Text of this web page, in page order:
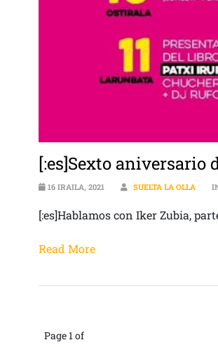
[:es]Sexto aniversario
16 IRAILA, 2021 SUELTA LA OLLA
[:es]Hablamos con Iker Zubia,
Read More
Page 1 of